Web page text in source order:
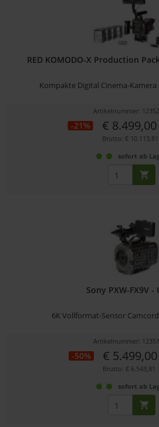
RED KOMODO-X Production
Kompakte Digital Cinema-Kamera
Artikelnummer:
-21% € 8.499,00
Brutto: € 10.113,81
sofort ab
Sony PXW-FX9V -
6K Vollformat-Sensor
Artikelnummer:
-50% € 5.499,00
Brutto: € 6.543,81
sofort ab